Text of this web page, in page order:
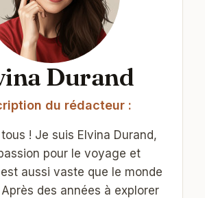
Durand
du rédacteur :
! Je suis Elvina Durand,
pour le voyage et
est aussi vaste que le monde
Après des années à explorer